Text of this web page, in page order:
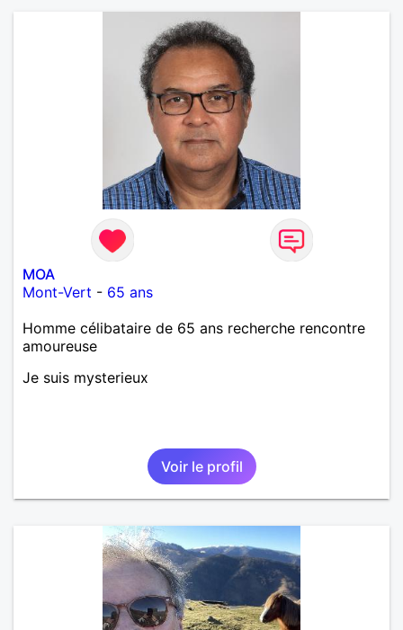
MOA
Mont-Vert - 65 ans
Homme célibataire de 65 ans recherche rencontre
amoureuse
Je suis mysterieux
Voir le profil